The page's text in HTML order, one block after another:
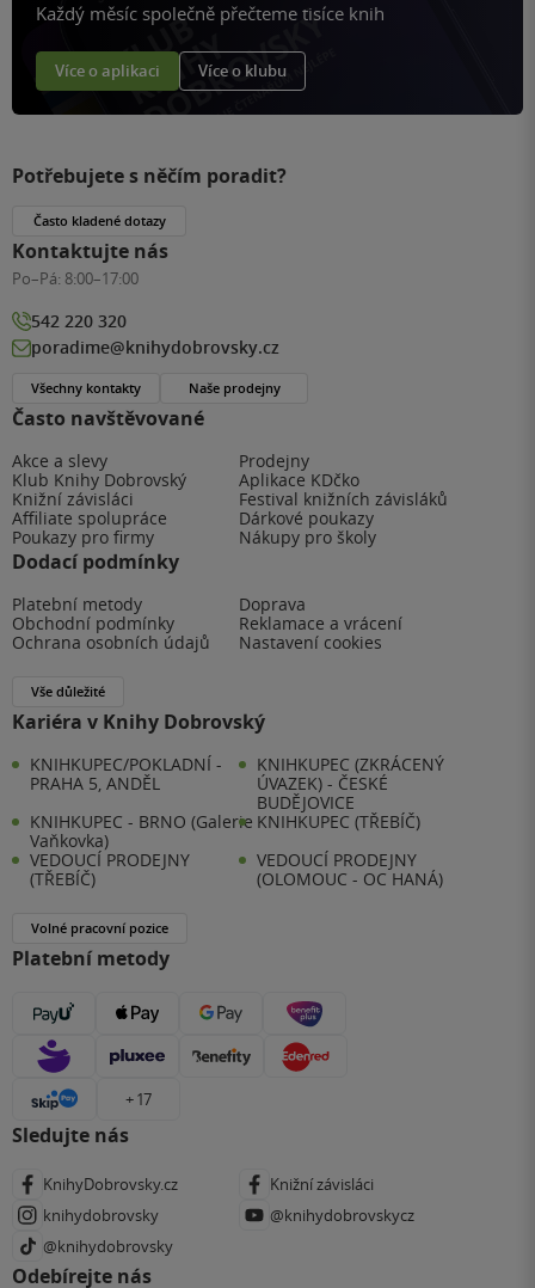
Každý měsíc společně přečteme tisíce knih
Více o aplikaci Více o klubu
Často navštěvované
Akce a slevy
Prodejny
Klub Knihy Dobrovský
Aplikace KDčko
Knižní závisláci
Festival knižních závisláků
Affiliate spolupráce
Dárkové poukazy
Poukazy pro firmy
Nákupy pro školy
Dodací podmínky
Platební metody
Doprava
Obchodní podmínky
Reklamace a vrácení
Ochrana osobních údajů
Nastavení cookies
Vše důležité
Kariéra v Knihy Dobrovský
KNIHKUPEC/POKLADNÍ -
PRAHA 5, ANDĚL
KNIHKUPEC (ZKRÁCENÝ
ÚVAZEK) - ČESKÉ
BUDĚJOVICE
KNIHKUPEC - BRNO (Galerie
Vaňkovka)
KNIHKUPEC (TŘEBÍČ)
VEDOUCÍ PRODEJNY
(TŘEBÍČ)
VEDOUCÍ PRODEJNY
(OLOMOUC - OC HANÁ)
Volné pracovní pozice
Platební metody
+ 17
Sledujte nás
KnihyDobrovsky.cz
Knižní závisláci
knihydobrovsky
@knihydobrovskycz
@knihydobrovsky
Odebírejte nás
Potřebujete s něčím poradit?
Často kladené dotazy
Kontaktujte nás
Po–Pá: 8:00–17:00
542 220 320
poradime@knihydobrovsky.cz
Všechny kontakty Naše prodejny